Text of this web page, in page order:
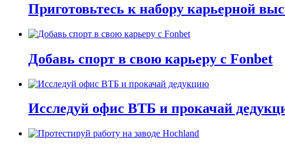
Приготовьтесь к набору карьерной
Добавь спорт в свою карьеру с Fonbet
Исследуй офис ВТБ и прокачай